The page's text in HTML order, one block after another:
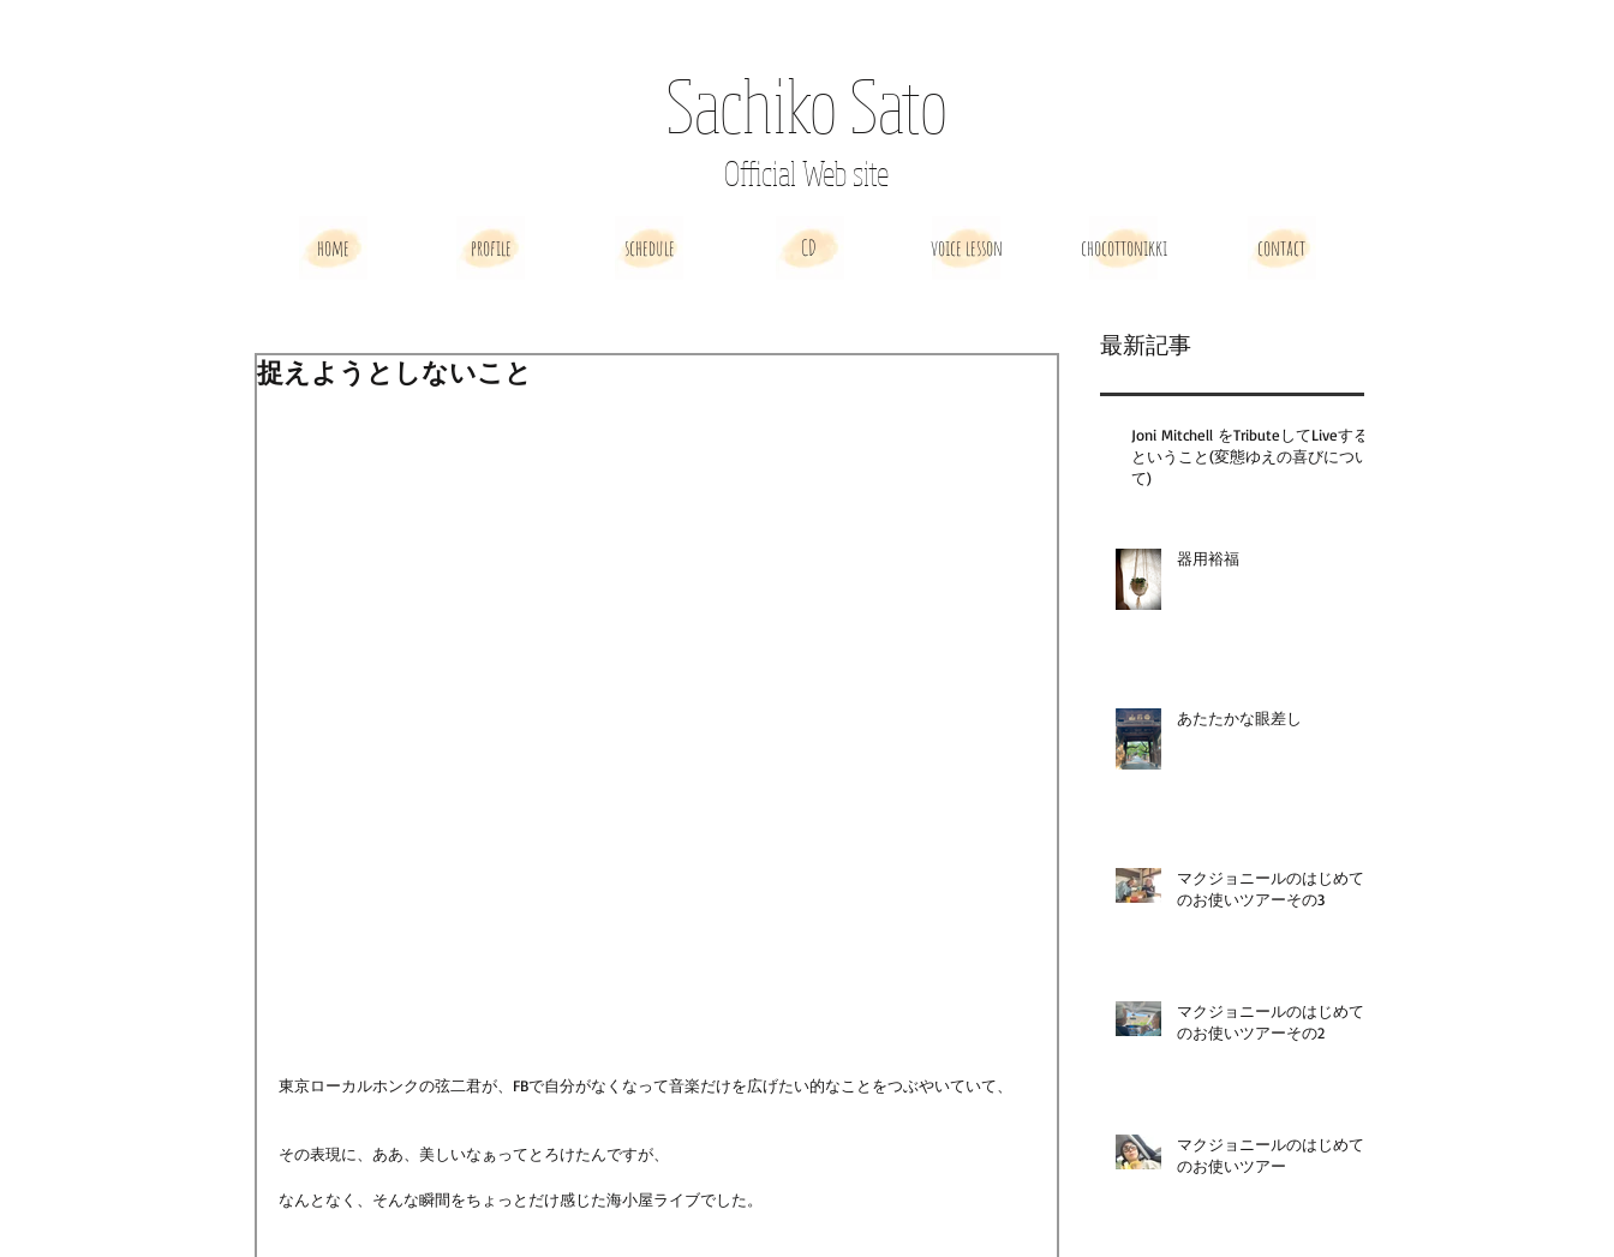
Sachiko Sato
Official Web site
home profile schedule CD voice lesson chocottonikki contact
捉えようとしないこと
東京ローカルホンクの弦二君が、FBで自分がなくなって音楽だけを広げたい的なことをつぶやいていて、
その表現に、ああ、美しいなぁってとろけたんですが、
なんとなく、そんな瞬間をちょっとだけ感じた海小屋ライブでした。
最新記事
Joni Mitchell をTributeしてLiveする
ということ(変態ゆえの喜びについ
て)
器用裕福
あたたかな眼差し
マクジョニールのはじめて
のお使いツアーその3
マクジョニールのはじめて
のお使いツアーその2
マクジョニールのはじめて
のお使いツアー